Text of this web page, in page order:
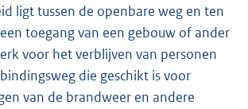
ligt tussen de openbare weg en ten
toegang van een gebouw of ander
voor het verblijven van personen
die geschikt is voor
van de brandweer en andere